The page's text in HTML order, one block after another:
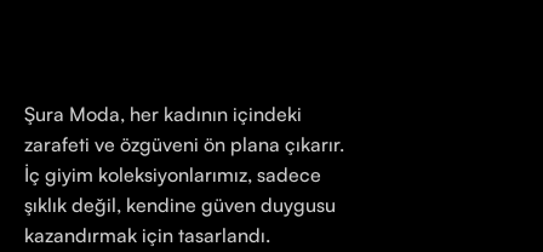
Şura Moda, her kadının içindeki
zarafeti ve özgüveni ön plana çıkarır.
İç giyim koleksiyonlarımız, sadece
şıklık değil, kendine güven duygusu
kazandırmak için tasarlandı.